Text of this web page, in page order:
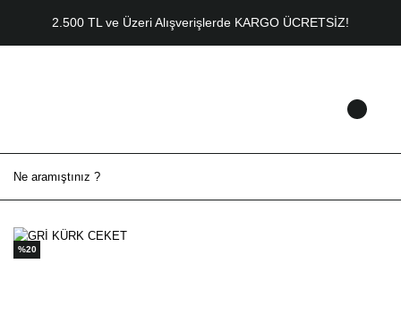
2.500 TL ve Üzeri Alışverişlerde KARGO ÜCRETSİZ!
%20